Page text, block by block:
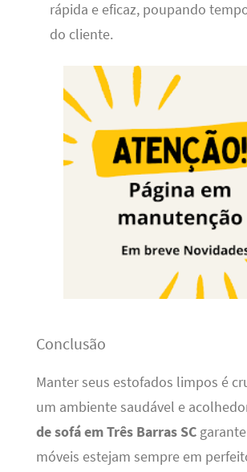
rápida e eficaz, poupando
do cliente.
Conclusão
Manter seus estofados limpos é
um ambiente saudável e
de sofá em Três Barras SC
móveis estejam sempre em